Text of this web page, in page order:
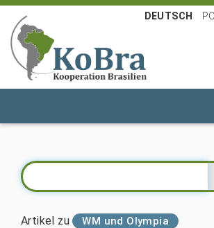
DEUTSCH
Artikel zu WM und Olympia